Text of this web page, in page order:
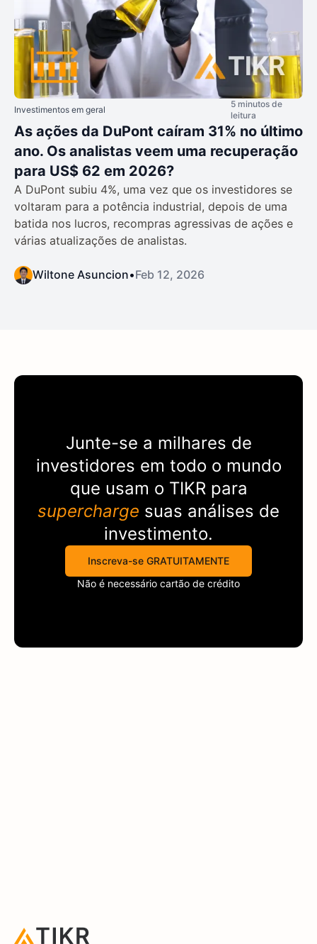
Investimentos em geral
5 minutos de
leitura
As ações da DuPont caíram 31% no último
ano. Os analistas veem uma recuperação
para US$ 62 em 2026?
A DuPont subiu 4%, uma vez que os investidores se
voltaram para a potência industrial, depois de uma
batida nos lucros, recompras agressivas de ações e
várias atualizações de analistas.
Wiltone Asuncion•Feb 12, 2026
Junte-se a milhares de
investidores em todo o mundo
que usam o TIKRpara
supercharge suas análises de
investimento.
Inscreva-se GRATUITAMENTE
Não é necessário cartão de crédito